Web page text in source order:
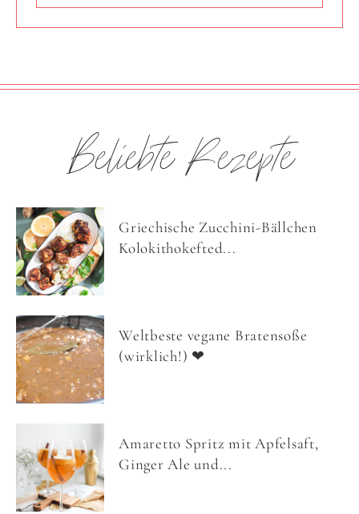
Beliebte Rezepte
Griechische Zucchini-Bällchen
Kolokithokefted...
Weltbeste vegane Bratensoße
(wirklich!) ❤
Amaretto Spritz mit Apfelsaft,
Ginger Ale und...